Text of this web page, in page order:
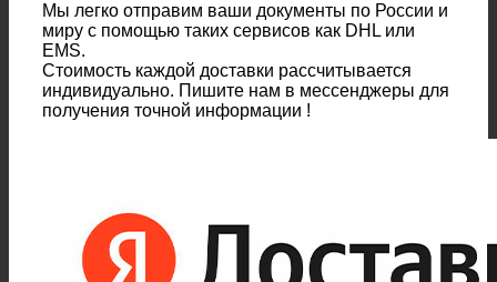
Мы легко отправим ваши документы по России и
миру с помощью таких сервисов как DHL или
EMS.
Стоимость каждой доставки рассчитывается
индивидуально. Пишите нам в мессенджеры для
получения точной информации !